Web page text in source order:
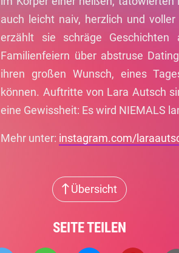
auch leicht naiv, herzlich und
erzählt sie schräge
Familienfeiern über abstruse
ihren großen Wunsch, eines
können. Auftritte von Lara Autsch
eine Gewissheit: Es wird NIEMALS
Mehr unter: instagram.com/
Übersicht
SEITE TEILEN